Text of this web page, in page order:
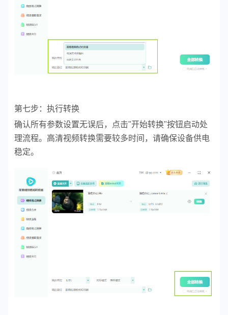
第七步：执行转换
确认所有参数设置无误后，点击"开始转换"按钮启动处
理流程。高清视频转换需要较多时间，请确保设备供电
稳定。